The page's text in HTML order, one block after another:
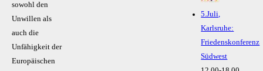
sowohl den
Unwillen als
auch die
Unfähigkeit der
Europäischen
5.Juli,
Karlsruhe:
Friedenskonferenz
Südwest